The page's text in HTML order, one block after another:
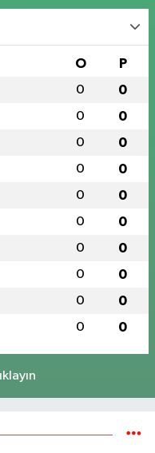
O P
0 0
0 0
0 0
0 0
0 0
0 0
0 0
0 0
0 0
0 0